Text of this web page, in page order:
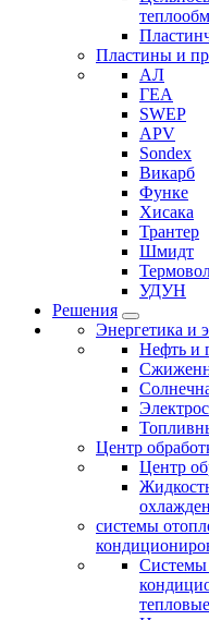
Пластины и
АЛ
ГЕА
SWEP
APV
Sondex
Викарб
Функе
Хисака
Трантер
Шмидт
УДУН
Решения
Энергетика и
Нефть и
Центр
Центр
системы
Системы